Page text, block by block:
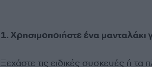
1. Χρησιμοποιήστε ένα
Ξεχάστε τις ειδικές συσκευές ή τα